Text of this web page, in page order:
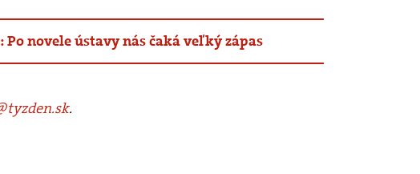
novele ústavy nás čaká veľký zápas
.